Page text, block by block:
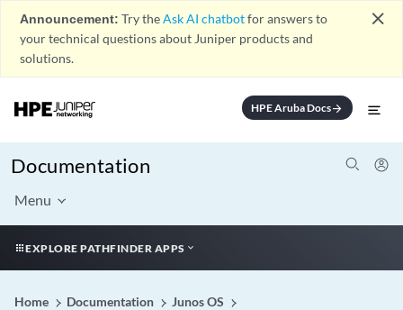
Announcement: Try theAsk AI chatbotfor answers to
your technical questions about Juniper products and
solutions.
close
HPE Aruba Docsarrow_forward
Documentation
Menu
EXPLORE PATHFINDER APPS
Home Documentation
Junos OS